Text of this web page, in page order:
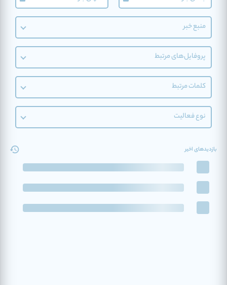
منبع خبر
پروفایل‌های مرتبط
کلمات مرتبط
نوع فعالیت
بازدیدهای اخیر